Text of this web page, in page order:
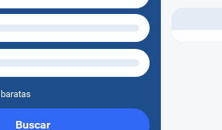
Buscar